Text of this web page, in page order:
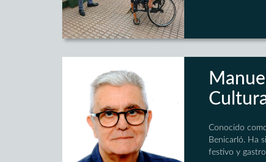
Conocido
Benicarló. Ha
festivo y